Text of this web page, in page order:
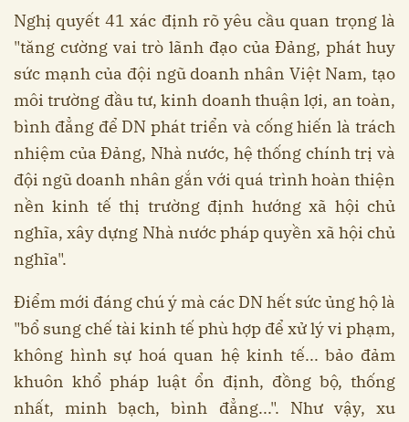
Nghị quyết 41 xác định rõ yêu cầu quan trọng là
"tăng cường vai trò lãnh đạo của Đảng, phát huy
sức mạnh của đội ngũ doanh nhân Việt Nam, tạo
môi trường đầu tư, kinh doanh thuận lợi, an toàn,
bình đẳng để DN phát triển và cống hiến là trách
nhiệm của Đảng, Nhà nước, hệ thống chính trị và
đội ngũ doanh nhân gắn với quá trình hoàn thiện
nền kinh tế thị trường định hướng xã hội chủ
nghĩa, xây dựng Nhà nước pháp quyền xã hội chủ
nghĩa".
Điểm mới đáng chú ý mà các DN hết sức ủng hộ là
"bổ sung chế tài kinh tế phù hợp để xử lý vi phạm,
không hình sự hoá quan hệ kinh tế... bảo đảm
khuôn khổ pháp luật ổn định, đồng bộ, thống
nhất, minh bạch, bình đẳng...". Như vậy, xu